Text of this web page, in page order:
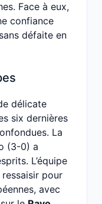
Face à eux,
confiance
défaite en
délicate
six dernières
La
(3-0) a
L’équipe
pour
avec